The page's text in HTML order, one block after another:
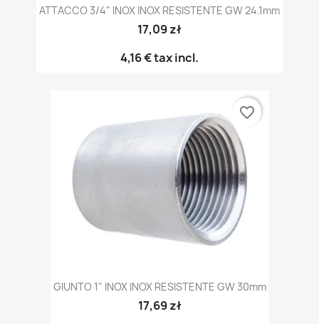
ATTACCO 3/4" INOX INOX RESISTENTE GW 24.1mm
17,09 zł
4,16 €tax incl.
GIUNTO 1" INOX INOX RESISTENTE GW 30mm
17,69 zł
favorite_border